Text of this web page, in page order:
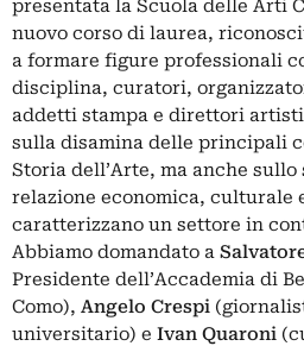
presentata la Scuola delle Arti
nuovo corso di laurea,
a formare figure professionali
disciplina, curatori,
addetti stampa e direttori
sulla disamina delle principali
Storia dell’Arte, ma anche
relazione economica, culturale
caratterizzano un settore in
Abbiamo domandato a
Presidente dell’Accademia di
Como), Angelo Crespi
universitario) e Ivan Quaroni